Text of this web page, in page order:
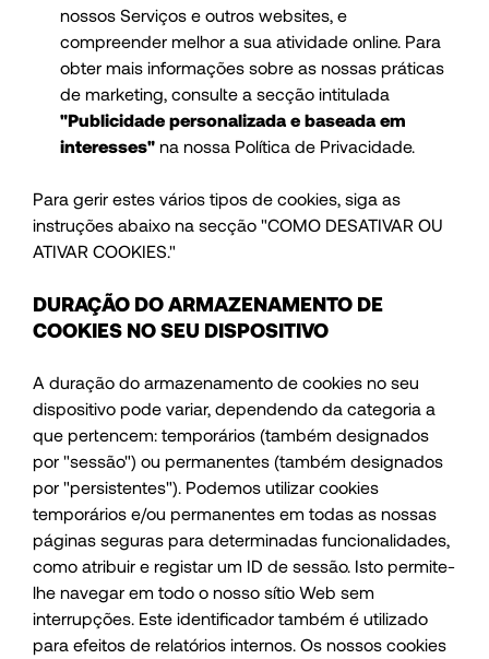
nossos Serviços e outros websites, e
compreender melhor a sua atividade online. Para
obter mais informações sobre as nossas práticas
de marketing, consulte a secção intitulada
"Publicidade personalizada e baseada em
interesses" na nossa Política de Privacidade.
Para gerir estes vários tipos de cookies, siga as
instruções abaixo na secção "COMO DESATIVAR OU
ATIVAR COOKIES."
DURAÇÃO DO ARMAZENAMENTO DE
COOKIES NO SEU DISPOSITIVO
A duração do armazenamento de cookies no seu
dispositivo pode variar, dependendo da categoria a
que pertencem: temporários (também designados
por "sessão") ou permanentes (também designados
por "persistentes"). Podemos utilizar cookies
temporários e/ou permanentes em todas as nossas
páginas seguras para determinadas funcionalidades,
como atribuir e registar um ID de sessão. Isto permite-
lhe navegar em todo o nosso sítio Web sem
interrupções. Este identificador também é utilizado
para efeitos de relatórios internos. Os nossos cookies